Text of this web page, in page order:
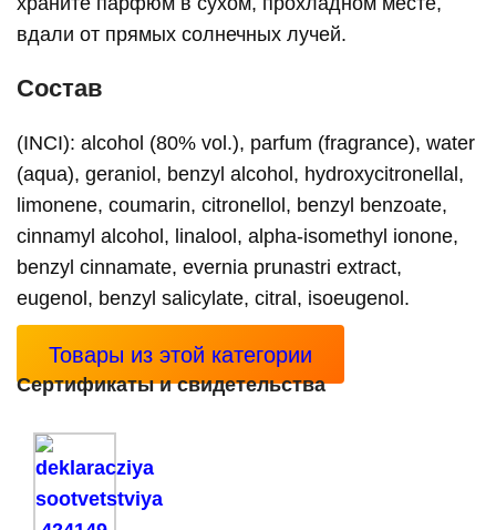
вдали от прямых солнечных лучей.
Состав
(INCI): alcohol (80% vol.), parfum (fragrance), water
(aqua), geraniol, benzyl alcohol, hydroxycitronellal,
limonene, coumarin, citronellol, benzyl benzoate,
cinnamyl alcohol, linalool, alpha-isomethyl ionone,
benzyl cinnamate, evernia prunastri extract,
eugenol, benzyl salicylate, citral, isoeugenol.
Товары из этой категории
Сертификаты и свидетельства